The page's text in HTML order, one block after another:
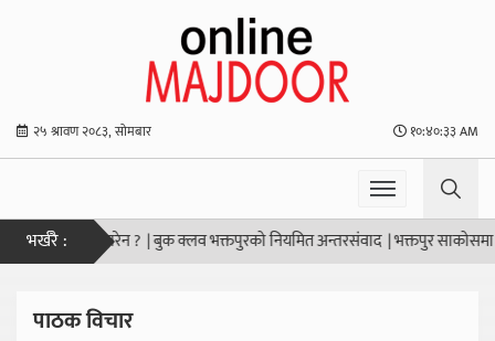
२५ श्रावण २०८३, सोमबार १०:४०:३३ AM
भर्खरै :किन परेन ? |बुक क्लव भक्तपुरको नियमित अन्तरसंवाद |भक्तपुर साकोसमा
पाठक विचार